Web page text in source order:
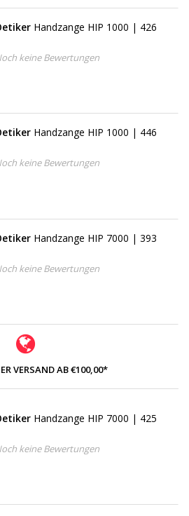
Handzange HIP 1000 | 426
keine Bewertungen
Handzange HIP 1000 | 446
keine Bewertungen
Handzange HIP 7000 | 393
keine Bewertungen
VERSAND AB €100,00*
Handzange HIP 7000 | 425
keine Bewertungen